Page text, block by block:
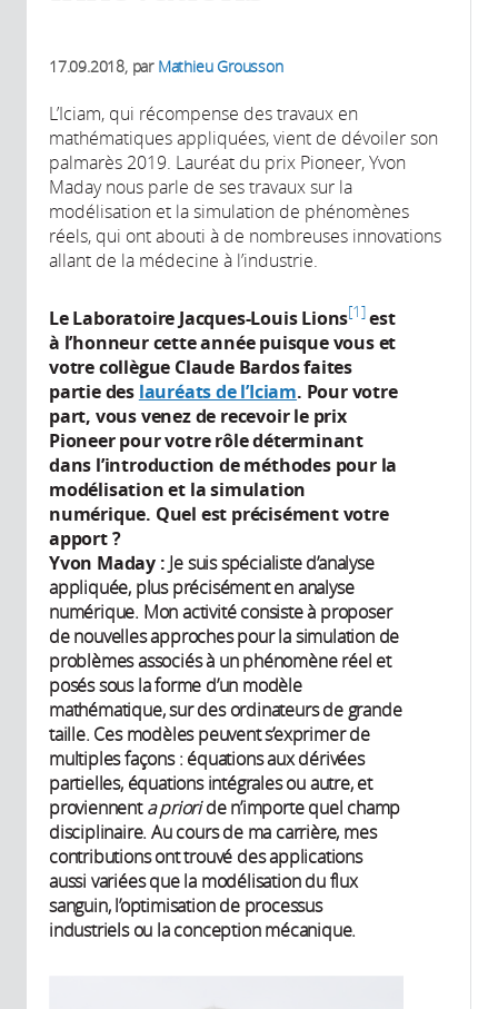
17.09.2018, par Mathieu Grousson
L’Iciam, qui récompense des travaux en
mathématiques appliquées, vient de dévoiler son
palmarès 2019. Lauréat du prix Pioneer, Yvon
Maday nous parle de ses travaux sur la
modélisation et la simulation de phénomènes
réels, qui ont abouti à de nombreuses innovations
allant de la médecine à l’industrie.
Le Laboratoire Jacques-Louis Lions 1 est
à l’honneur cette année puisque vous et
votre collègue Claude Bardos faites
partie des lauréats de l’Iciam. Pour votre
part, vous venez de recevoir le prix
Pioneer pour votre rôle déterminant
dans l’introduction de méthodes pour la
modélisation et la simulation
numérique. Quel est précisément votre
apport ?
Yvon Maday : Je suis spécialiste d’analyse
appliquée, plus précisément en analyse
numérique. Mon activité consiste à proposer
de nouvelles approches pour la simulation de
problèmes associés à un phénomène réel et
posés sous la forme d’un modèle
mathématique, sur des ordinateurs de grande
taille. Ces modèles peuvent s’exprimer de
multiples façons : équations aux dérivées
partielles, équations intégrales ou autre, et
proviennenta prioride n’importe quel champ
disciplinaire. Au cours de ma carrière, mes
contributions ont trouvé des applications
aussi variées que la modélisation du flux
sanguin, l’optimisation de processus
industriels ou la conception mécanique.